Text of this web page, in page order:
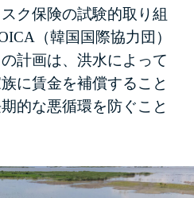
ク保険の試験的取り組
（韓国国際協力団）
計画は、洪水によって
に賃金を補償すること
的な悪循環を防ぐこと